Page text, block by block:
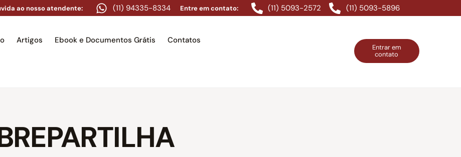
ao nosso atendente: (11) 94335-8334 Entre em contato: (11) 5093-2572 (11) 5093-5896
Artigos Ebook e Documentos Grátis Contatos
Entrar em
contato